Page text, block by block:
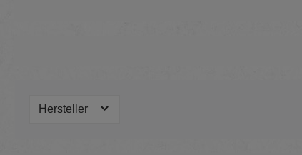
Hersteller